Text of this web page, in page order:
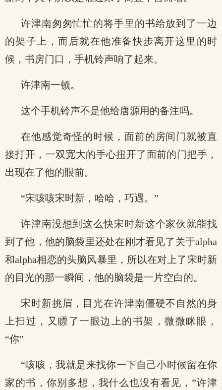
许津南匆匆忙忙的将手里的书给放到了一边
的架子上，而后就在他准备快步离开这里的时
候，书房门口，手机铃声响了起来。
许津南一顿。
这个手机铃声不是他给唐源用的备注吗。
在他感觉奇怪的时候，面前的房间门就被直
接打开，一双宽大的手心扭开了面前的门把手，
出现在了他的眼前。
“宋咳咳宋时新，哈哈，巧遇。”
许津南没想到这么快宋时新这个家伙就能找
到了他，他的脑袋里还处在刚才看见了关于alpha
和alpha相恋的头脑风暴里，所以在对上了宋时新
的目光的那一瞬间，他的脑袋是一片空白的。
宋时新挑眉，目光在许津南僵硬不自然的身
上扫过，又瞟了一眼边上的书架，微微眯眼，
“你”
“咳咳，我就是来找你一下自己小时候留在你
家的书，你别多想，我什么也没有看见，”许津